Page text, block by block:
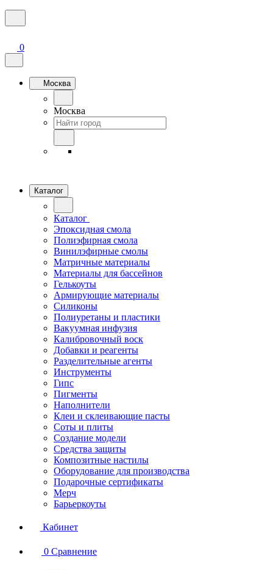
0
Москва
Москва
Каталог
Каталог
Эпоксидная смола
Полиэфирная смола
Винилэфирные смолы
Матричные материалы
Материалы для бассейнов
Гелькоуты
Армирующие материалы
Силиконы
Полиуретаны и пластики
Вакуумная инфузия
Калибровочный воск
Добавки и реагенты
Разделительные агенты
Инструменты
Гипс
Пигменты
Наполнители
Клеи и склеивающие пасты
Соты и плиты
Создание модели
Средства защиты
Композитные настилы
Оборудование для производства
Подарочные сертификаты
Мерч
Барьеркоуты
Кабинет
0 Сравнение